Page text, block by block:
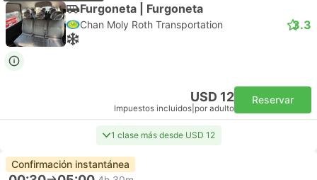
Furgoneta | Furgoneta
Chan Moly Roth Transportation 3.3
USD 12
Impuestos incluidos por adulto
Reservar
1 clase más desde USD 12
Confirmación instantánea